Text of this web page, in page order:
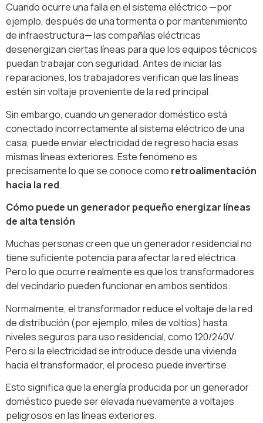
Cuando ocurre una falla en el sistema eléctrico —por
ejemplo, después de una tormenta o por mantenimiento
de infraestructura— las compañías eléctricas
desenergizan ciertas líneas para que los equipos técnicos
puedan trabajar con seguridad. Antes de iniciar las
reparaciones, los trabajadores verifican que las líneas
estén sin voltaje proveniente de la red principal.
Sin embargo, cuando un generador doméstico está
conectado incorrectamente al sistema eléctrico de una
casa, puede enviar electricidad de regreso hacia esas
mismas líneas exteriores. Este fenómeno es
precisamente lo que se conoce como retroalimentación
hacia la red.
Cómo puede un generador pequeño energizar líneas
de alta tensión
Muchas personas creen que un generador residencial no
tiene suficiente potencia para afectar la red eléctrica.
Pero lo que ocurre realmente es que los transformadores
del vecindario pueden funcionar en ambos sentidos.
Normalmente, el transformador reduce el voltaje de la red
de distribución (por ejemplo, miles de voltios) hasta
niveles seguros para uso residencial, como 120/240V.
Pero si la electricidad se introduce desde una vivienda
hacia el transformador, el proceso puede invertirse.
Esto significa que la energía producida por un generador
doméstico puede ser elevada nuevamente a voltajes
peligrosos en las líneas exteriores.